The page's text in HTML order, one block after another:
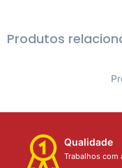
Produtos
Qualidade
Trabalhos com